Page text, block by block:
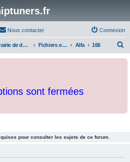
Nous contacter Connexion
Librairie de documents et originaux Fichiers originaux Alfa 166
c
sont fermées
pour consulter les sujets de ce forum.